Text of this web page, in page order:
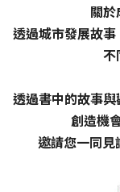
關於
透過城市發展故
不
透過書中的故事
創造機
邀請您一同見